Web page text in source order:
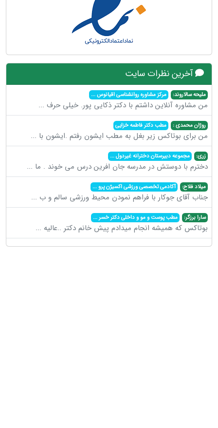
آخرین نظرات سایت
ملیحه سالاروند: مرکز مشاوره روانشناسی اقیانوس...
من مشاوره آنلاین داشتم با دکتر ذکایی پور. خیلی حرف ...
روژان محمدی : مطب دکتر فاطمه خزایی
من برای بوتاکس زیر بغل به مطب ایشون رفتم .ایشون با ...
زری: مجموعه دبیرستان دخترانه غیردول...
دخترم با دوستش در مدرسه جان افرین درس می خوند . ما ...
میلاد فلاح: آکادمی تخصصی ورزشی اکسیژن پرو...
جناب آقای جوکار با فراهم نمودن محیط ورزشی سالم و ب ...
سارا برزگر: مطب پوست و مو و داخلی دکتر خسر...
بوتاکس که همیشه انجام میدادم پیش خانم دکتر ..عالیه ...